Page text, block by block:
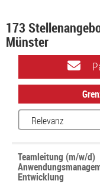
173
Münster
Teamleitung (m/w/d)
Entwicklung